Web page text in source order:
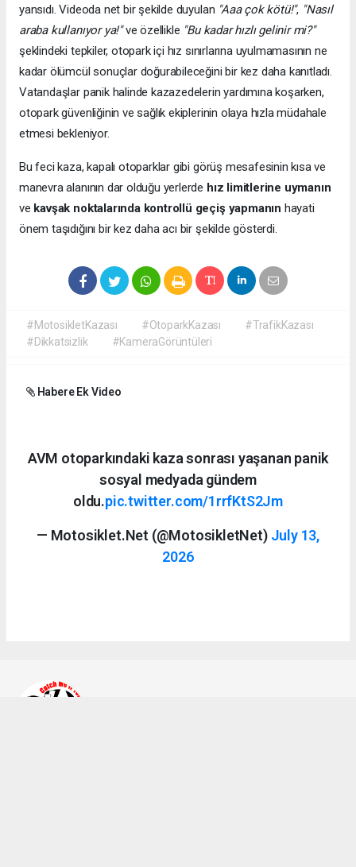
yansıdı. Videoda net bir şekilde duyulan "Aaa çok kötü!", "Nasıl
araba kullanıyor ya!"ve özellikle "Bu kadar hızlı gelinir mi?"
şeklindeki tepkiler, otopark içi hız sınırlarına uyulmamasının ne
kadar ölümcül sonuçlar doğurabileceğini bir kez daha kanıtladı.
Vatandaşlar panik halinde kazazedelerin yardımına koşarken,
otopark güvenliğinin ve sağlık ekiplerinin olaya hızla müdahale
etmesi bekleniyor.
Bu feci kaza, kapalı otoparklar gibi görüş mesafesinin kısa ve
manevra alanının dar olduğu yerlerde hız limitlerine uymanın
ve kavşak noktalarında kontrollü geçiş yapmanın hayati
önem taşıdığını bir kez daha acı bir şekilde gösterdi.
#MotosikletKazası #OtoparkKazası
#TrafikKazası
#Dikkatsizlik
#KameraGörüntüleri
Habere Ek Video
AVM otoparkındaki kaza sonrası yaşanan panik
sosyal medyada gündem
oldu.pic.twitter.com/1rrfKtS2Jm
— Motosiklet.Net (@MotosikletNet) July 13,
2026